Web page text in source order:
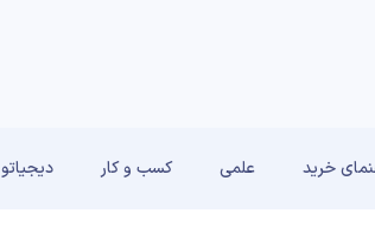
خرید علمی کسب و کار دیجیاتو